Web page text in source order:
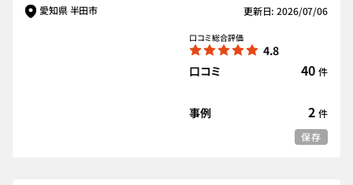
愛知県 半田市 更新日: 2026/07/06
口コミ総合評価
4.8
口コミ
40 件
事例 2 件
保存